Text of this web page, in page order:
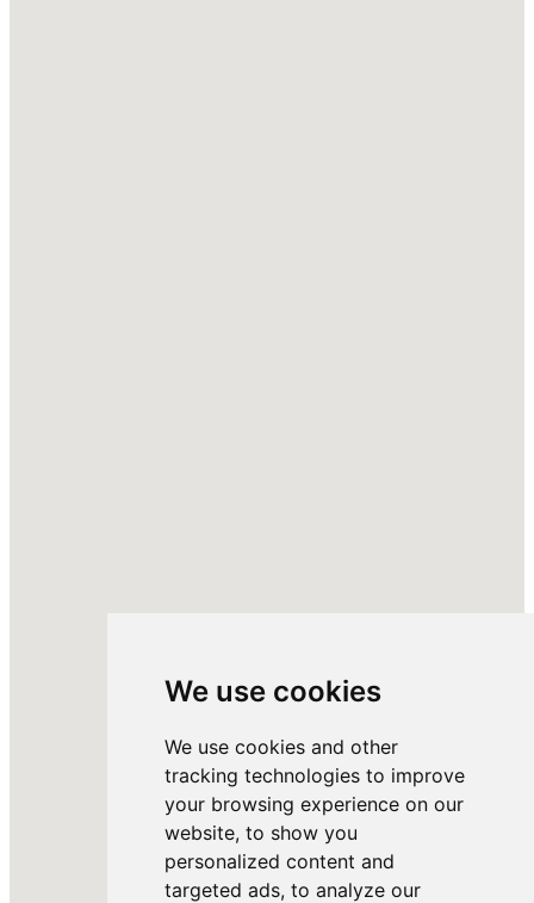
We use cookies
We use cookies and other
tracking technologies to improve
your browsing experience on our
website, to show you
personalized content and
targeted ads, to analyze our